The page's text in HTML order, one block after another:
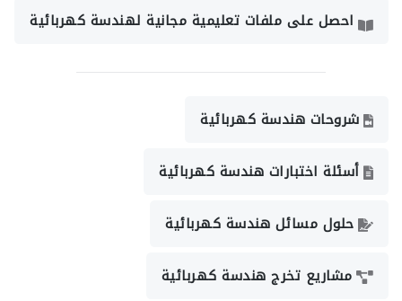
احصل على ملفات تعليمية مجانية لهندسة كهربائية
شروحات هندسة كهربائية
أسئلة اختبارات هندسة كهربائية
حلول مسائل هندسة كهربائية
مشاريع تخرج هندسة كهربائية